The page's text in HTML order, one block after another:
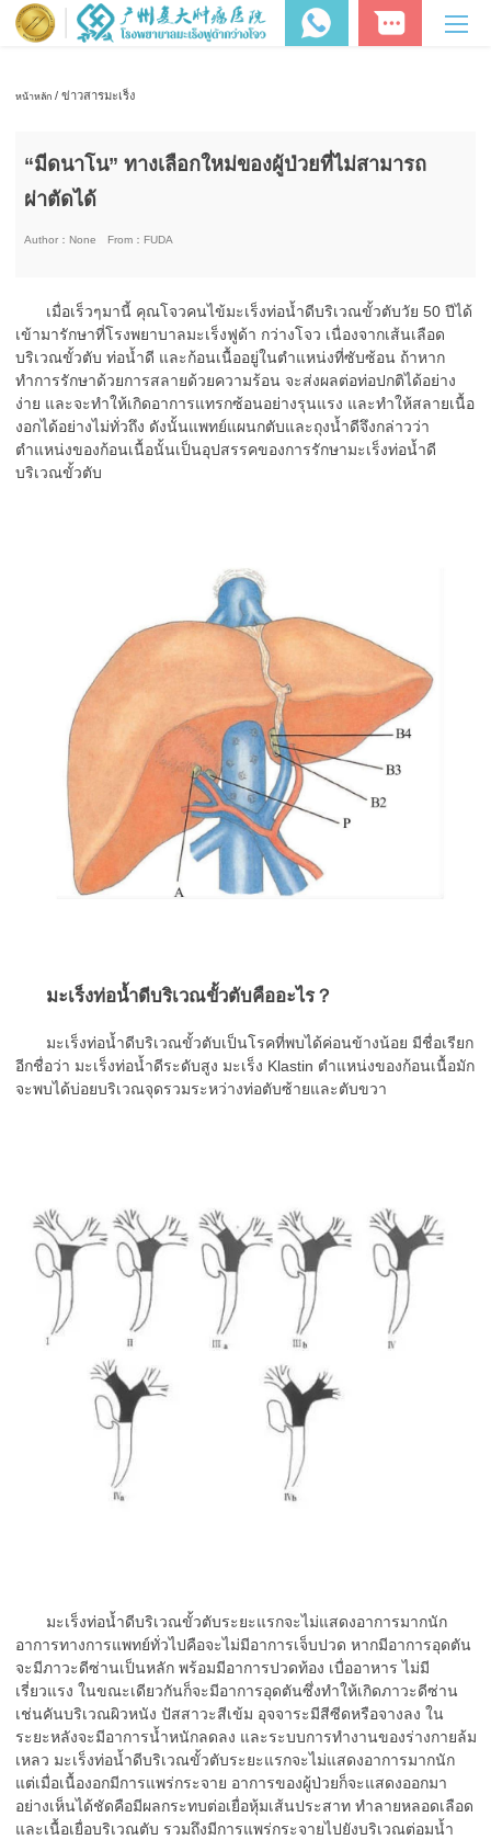
หน้าหลัก/ ข่าวสารมะเร็ง
“มีดนาโน” ทางเลือกใหม่ของผู้ป่วยที่ไม่สามารถ
ผ่าตัดได้
Author： None From： FUDA
เมื่อเร็วๆมานี้ คุณโจวคนไข้มะเร็งท่อน้ำดีบริเวณขั้วตับวัย 50 ปีได้
เข้ามารักษาที่โรงพยาบาลมะเร็งฟูด้า กว่างโจว เนื่องจากเส้นเลือด
บริเวณขั้วตับ ท่อน้ำดี และก้อนเนื้ออยู่ในตำแหน่งที่ซับซ้อน ถ้าหาก
ทำการรักษาด้วยการสลายด้วยความร้อน จะส่งผลต่อท่อปกติได้อย่าง
ง่าย และจะทำให้เกิดอาการแทรกซ้อนอย่างรุนแรง และทำให้สลายเนื้อ
งอกได้อย่างไม่ทั่วถึง ดังนั้นแพทย์แผนกตับและถุงน้ำดีจึงกล่าวว่า
ตำแหน่งของก้อนเนื้อนั้นเป็นอุปสรรคของการรักษามะเร็งท่อน้ำดี
บริเวณขั้วตับ
มะเร็งท่อน้ำดีบริเวณขั้วตับคืออะไร？
มะเร็งท่อน้ำดีบริเวณขั้วตับเป็นโรคที่พบได้ค่อนข้างน้อย มีชื่อเรียก
อีกชื่อว่า มะเร็งท่อน้ำดีระดับสูง มะเร็ง Klastin ตำแหน่งของก้อนเนื้อมัก
จะพบได้บ่อยบริเวณจุดรวมระหว่างท่อตับซ้ายและตับขวา
มะเร็งท่อน้ำดีบริเวณขั้วตับระยะแรกจะไม่แสดงอาการมากนัก
อาการทางการแพทย์ทั่วไปคือจะไม่มีอาการเจ็บปวด หากมีอาการอุดตัน
จะมีภาวะดีซ่านเป็นหลัก พร้อมมีอาการปวดท้อง เบื่ออาหาร ไม่มี
เรี่ยวแรง ในขณะเดียวกันก็จะมีอาการอุดตันซึ่งทำให้เกิดภาวะดีซ่าน
เช่นคันบริเวณผิวหนัง ปัสสาวะสีเข้ม อุจจาระมีสีซีดหรือจางลง ใน
ระยะหลังจะมีอาการน้ำหนักลดลง และระบบการทำงานของร่างกายล้ม
เหลว มะเร็งท่อน้ำดีบริเวณขั้วตับระยะแรกจะไม่แสดงอาการมากนัก
แต่เมื่อเนื้องอกมีการแพร่กระจาย อาการของผู้ป่วยก็จะแสดงออกมา
อย่างเห็นได้ชัดคือมีผลกระทบต่อเยื่อหุ้มเส้นประสาท ทำลายหลอดเลือด
และเนื้อเยื่อบริเวณตับ รวมถึงมีการแพร่กระจายไปยังบริเวณต่อมน้ำ